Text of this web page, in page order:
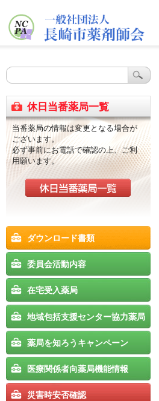
休日当番薬局一覧
当番薬局の情報は変更となる場合が
ございます。
必ず事前にお電話で確認の上、ご利
用願います。
ダウンロード書類
委員会活動内容
在宅受入薬局
地域包括支援センター協力薬局
薬局を知ろうキャンペーン
医療関係者向薬局機能情報
災害時安否確認